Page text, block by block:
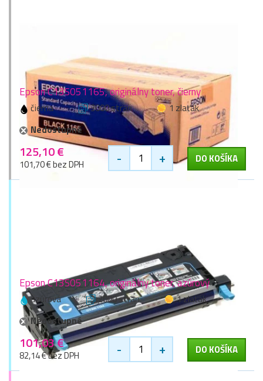
Epson C13S051165, originálny toner, čierny
čierna 3000 stran
1 zlaťák
Nedostupné
125,10 €
101,70 € bez DPH - + DO KOŠÍKA
Epson C13S051164, originálny toner, azúrový
azúrová 2000 stran
1 zlaťák
Nedostupné
101,03 €
82,14 € bez DPH - + DO KOŠÍKA